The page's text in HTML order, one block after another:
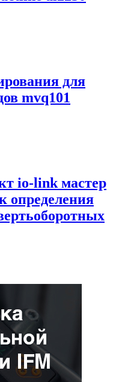
для
mvq101
io-link мастер
определения